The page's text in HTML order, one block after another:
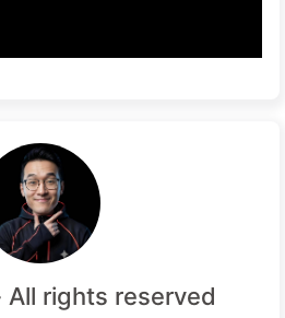
All rights reserved